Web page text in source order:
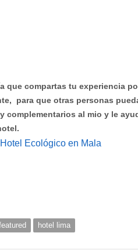
que compartas tu experiencia
para que otras personas
al mio y le
Ecológico en Mala
hotel lima